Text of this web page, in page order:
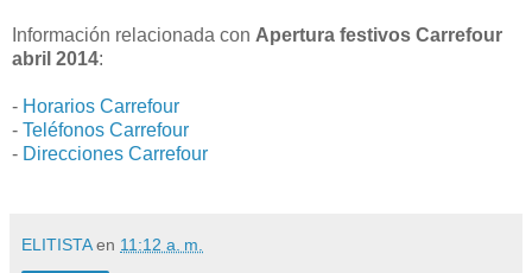
Información relacionada con Apertura festivos Carrefour
abril 2014:
- Horarios Carrefour
- Teléfonos Carrefour
- Direcciones Carrefour
ELITISTA en 11:12 a. m.